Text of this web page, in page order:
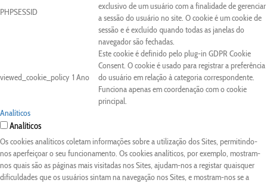
PHPSESSID
exclusivo de um usuário com a finalidade de gerenciar
a sessão do usuário no site. O cookie é um cookie de
sessão e é excluído quando todas as janelas do
navegador são fechadas.
viewed_cookie_policy 1 Ano
Este cookie é definido pelo plug-in GDPR Cookie
Consent. O cookie é usado para registrar a preferência
do usuário em relação à categoria correspondente.
Funciona apenas em coordenação com o cookie
principal.
Analíticos
Analíticos
Os cookies analíticos coletam informações sobre a utilização dos Sites, permitindo-
nos aperfeiçoar o seu funcionamento. Os cookies analíticos, por exemplo, mostram-
nos quais são as páginas mais visitadas nos Sites, ajudam-nos a registar quaisquer
dificuldades que os usuários sintam na navegação nos Sites, e mostram-nos se a